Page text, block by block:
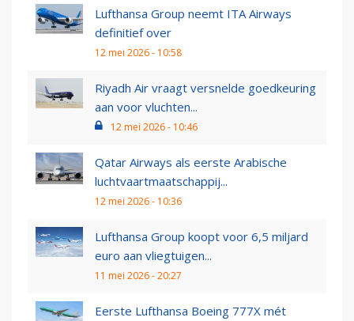
Lufthansa Group neemt ITA Airways
definitief over
12 mei 2026 - 10:58
Riyadh Air vraagt versnelde goedkeuring
aan voor vluchten...
12 mei 2026 - 10:46
Qatar Airways als eerste Arabische
luchtvaartmaatschappij...
12 mei 2026 - 10:36
Lufthansa Group koopt voor 6,5 miljard
euro aan vliegtuigen...
11 mei 2026 - 20:27
Eerste Lufthansa Boeing 777X mét